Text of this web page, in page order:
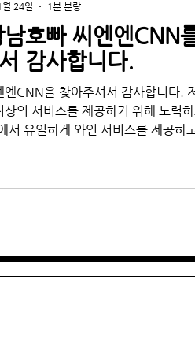
호빠 씨엔엔CNN
감사합니다.
엔CNN을 찾아주셔서 감사합니다.
의 서비스를 제공하기 위해 노력
서 유일하게 와인 서비스를 제공하
24일
1분 분량